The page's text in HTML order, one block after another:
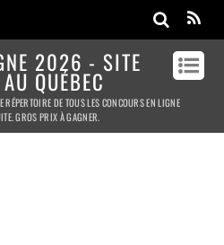
2026 - SITE
QUÉBEC
DE TOUS LES CONCOURS EN LIGNE
GROS PRIX À GAGNER.